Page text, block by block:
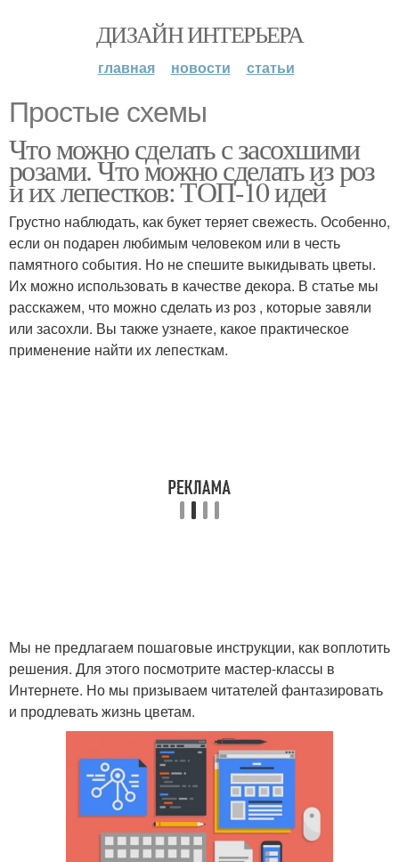
ДИЗАЙН ИНТЕРЬЕРА
главная новости статьи
Простые схемы
Что можно сделать с засохшими
розами. Что можно сделать из роз
и их лепестков: ТОП-10 идей
Грустно наблюдать, как букет теряет свежесть. Особенно,
если он подарен любимым человеком или в честь
памятного события. Но не спешите выкидывать цветы.
Их можно использовать в качестве декора. В статье мы
расскажем, что можно сделать из роз , которые завяли
или засохли. Вы также узнаете, какое практическое
применение найти их лепесткам.
Мы не предлагаем пошаговые инструкции, как воплотить
решения. Для этого посмотрите мастер-классы в
Интернете. Но мы призываем читателей фантазировать
и продлевать жизнь цветам.